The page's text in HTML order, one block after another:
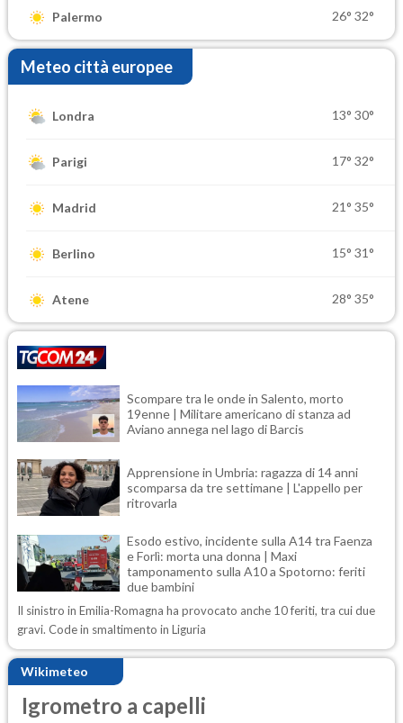
Palermo 26° 32°
Meteo città europee
Londra 13° 30°
Parigi 17° 32°
Madrid 21° 35°
Berlino 15° 31°
Atene 28° 35°
Scompare tra le onde in Salento, morto
19enne | Militare americano di stanza ad
Aviano annega nel lago di Barcis
Apprensione in Umbria: ragazza di 14 anni
scomparsa da tre settimane | L'appello per
ritrovarla
Esodo estivo, incidente sulla A14 tra Faenza
e Forlì: morta una donna | Maxi
tamponamento sulla A10 a Spotorno: feriti
due bambini
Il sinistro in Emilia-Romagna ha provocato anche 10 feriti, tra cui due
gravi. Code in smaltimento in Liguria
Wikimeteo
Igrometro a capelli